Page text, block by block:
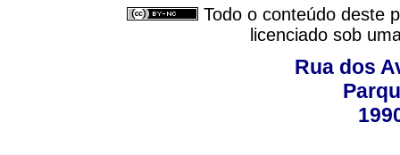
Todo o conteúdo deste
licenciado sob
Rua dos